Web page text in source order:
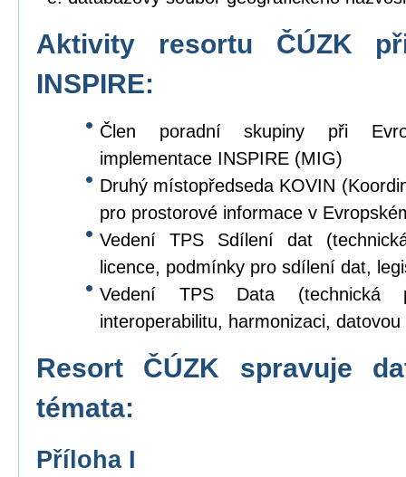
Aktivity resortu ČÚZK
INSPIRE:
Člen poradní skupiny při
implementace INSPIRE (MIG)
Druhý místopředseda KOVIN
pro prostorové informace v
Vedení TPS Sdílení dat
licence, podmínky pro sdílení dat,
Vedení TPS Data (technická
interoperabilitu, harmonizaci,
Resort ČÚZK spravuje
témata:
Příloha I